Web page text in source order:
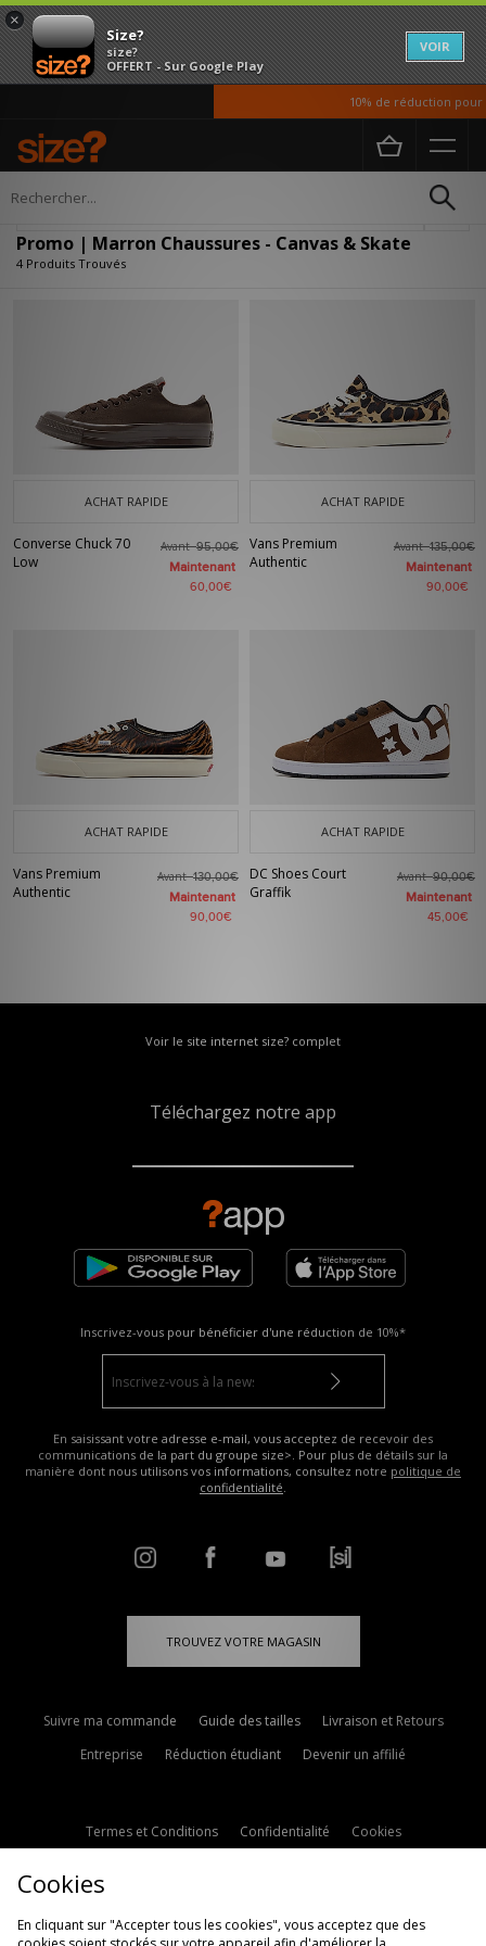
×
Size?
size?
OFFERT - Sur Google Play
VOIR
10% de réduction pour
Accueil Homme
Promo | Marron Chaussures - Canvas & Skate
4 Produits Trouvés
ACHAT RAPIDE
Converse Chuck 70
Low
Avant95,00€
Maintenant
60,00€
ACHAT RAPIDE
Vans Premium
Authentic
Avant135,00€
Maintenant
90,00€
ACHAT RAPIDE
Vans Premium
Authentic
Avant130,00€
Maintenant
90,00€
ACHAT RAPIDE
DC Shoes Court
Graffik
Avant90,00€
Maintenant
45,00€
Voir le site internet size? complet
Téléchargez notre app
Inscrivez-vous pour bénéficier d'une réduction de 10%*
En saisissant votre adresse e-mail, vous acceptez de recevoir des
communications de la part du groupe size>. Pour plus de détails sur la
manière dont nous utilisons vos informations, consultez notre politique de
confidentialité.
TROUVEZ VOTRE MAGASIN
Suivre ma commande Guide des tailles
Livraison et Retours
Entreprise
Réduction étudiant Devenir un affilié
Termes et Conditions Confidentialité
Cookies
Politique d'avis en ligne
Cookies
En cliquant sur "Accepter tous les cookies", vous acceptez que des